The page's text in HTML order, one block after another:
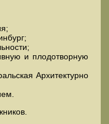
и плодотворную
Архитектурно